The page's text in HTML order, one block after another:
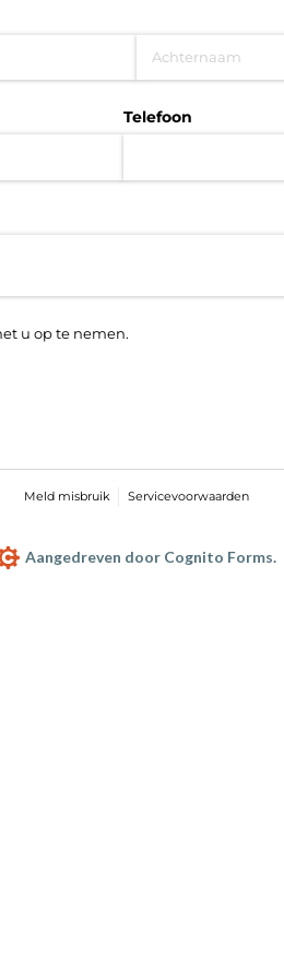
Telefoon
u op te nemen.
Meld misbruik Servicevoorwaarden
Aangedreven door Cognito Forms.